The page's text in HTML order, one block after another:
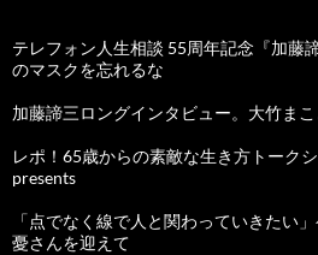
テレフォン人生相談 55周年記念『加藤
のマスクを忘れるな
加藤諦三ロングインタビュー。大竹ま
レポ！65歳からの素敵な生き方トーク
presents
「点でなく線で人と関わっていきたい
憂さんを迎えて